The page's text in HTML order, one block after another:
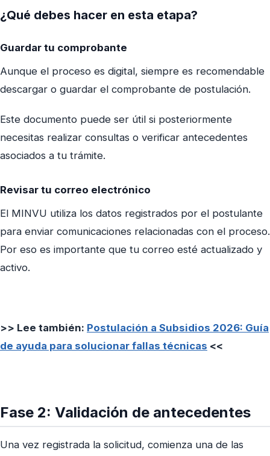
¿Qué debes hacer en esta etapa?
Guardar tu comprobante
Aunque el proceso es digital, siempre es recomendable
descargar o guardar el comprobante de postulación.
Este documento puede ser útil si posteriormente
necesitas realizar consultas o verificar antecedentes
asociados a tu trámite.
Revisar tu correo electrónico
El MINVU utiliza los datos registrados por el postulante
para enviar comunicaciones relacionadas con el proceso.
Por eso es importante que tu correo esté actualizado y
activo.
>> Lee también: Postulación a Subsidios 2026: Guía
de ayuda para solucionar fallas técnicas <<
Fase 2: Validación de antecedentes
Una vez registrada la solicitud, comienza una de las